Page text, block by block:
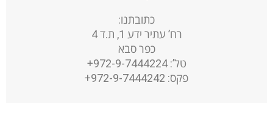
כתובתנו:
רח’ עתיר ידע 1, ת.ד 4
כפר סבא
טל’: 972-9-7444224+
פקס: 972-9-7444242+